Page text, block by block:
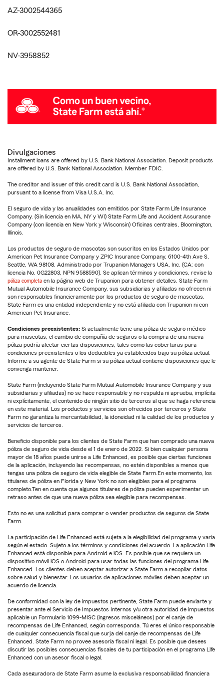
AZ-3002544365
OR-3002552481
NV-3958852
Divulgaciones
Installment loans are offered by U.S. Bank National Association. Deposit products
are offered by U.S. Bank National Association. Member FDIC.
The creditor and issuer of this credit card is U.S. Bank National Association,
pursuant to a license from Visa U.S.A. Inc.
El seguro de vida y las anualidades son emitidos por State Farm Life Insurance
Company. (Sin licencia en MA, NY y WI) State Farm Life and Accident Assurance
Company (con licencia en New York y Wisconsin) Oficinas centrales, Bloomington,
Illinois.
Los productos de seguro de mascotas son suscritos en los Estados Unidos por
American Pet Insurance Company y ZPIC Insurance Company, 6100-4th Ave S,
Seattle, WA 98108. Administrado por Trupanion Managers USA, Inc. (CA: con
licencia No. 0G22803, NPN 9588590). Se aplican términos y condiciones, revise la
póliza completa en la página web de Trupanion para obtener detalles. State Farm
Mutual Automobile Insurance Company, sus subsidiarias y afiliadas no ofrecen ni
son responsables financieramente por los productos de seguro de mascotas.
State Farm es una entidad independiente y no está afiliada con Trupanion ni con
American Pet Insurance.
Condiciones preexistentes: Si actualmente tiene una póliza de seguro médico
para mascotas, el cambio de compañía de seguros o la compra de una nueva
póliza podría afectar ciertas disposiciones, tales como las coberturas para
condiciones preexistentes o los deducibles ya establecidos bajo su póliza actual.
Informe a su agente de State Farm si su póliza actual contiene disposiciones que le
convenga mantener.
State Farm (incluyendo State Farm Mutual Automobile Insurance Company y sus
subsidiarias y afiliadas) no se hace responsable y no respalda ni aprueba, implícita
ni explícitamente, el contenido de ningún sitio de terceros al que se haga referencia
en este material. Los productos y servicios son ofrecidos por terceros y State
Farm no garantiza la mercantabilidad, la idoneidad ni la calidad de los productos y
servicios de terceros.
Beneficio disponible para los clientes de State Farm que han comprado una nueva
póliza de seguro de vida desde el 1 de enero de 2022. Si bien cualquier persona
mayor de 18 años puede unirse a Life Enhanced, es posible que ciertas funciones
de la aplicación, incluyendo las recompensas, no estén disponibles a menos que
tengas una póliza de seguro de vida elegible de State Farm.En este momento, los
titulares de póliza en Florida y New York no son elegibles para el programa
completo.Ten en cuenta que algunos titulares de póliza pueden experimentar un
retraso antes de que una nueva póliza sea elegible para recompensas.
Esto no es una solicitud para comprar o vender productos de seguros de State
Farm.
La participación de Life Enhanced está sujeta a la elegibilidad del programa y varía
según el estado. Sujeto a los términos y condiciones del acuerdo. La aplicación Life
Enhanced está disponible para Android e iOS. Es posible que se requiera un
dispositivo móvil iOS o Android para usar todas las funciones del programa Life
Enhanced. Los clientes deben aceptar autorizar a State Farm a recopilar datos
sobre salud y bienestar. Los usuarios de aplicaciones móviles deben aceptar un
acuerdo de licencia.
De conformidad con la ley de impuestos pertinente, State Farm puede enviarte y
presentar ante el Servicio de Impuestos Internos y/u otra autoridad de impuestos
aplicable un Formulario 1099-MISC (ingresos misceláneos) por el canje de
recompensas de Life Enhanced, según corresponda. Tú eres el único responsable
de cualquier consecuencia fiscal que surja del canje de recompensas de Life
Enhanced. State Farm no provee asesoría fiscal ni legal. Es posible que desees
discutir las posibles consecuencias fiscales de tu participación en el programa Life
Enhanced con un asesor fiscal o legal.
Cada aseguradora de State Farm asume la exclusiva responsabilidad financiera